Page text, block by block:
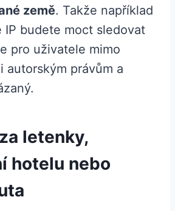
země. Takže například
IP budete moct sledovat
pro uživatele mimo
autorským právům a
letenky,
hotelu nebo